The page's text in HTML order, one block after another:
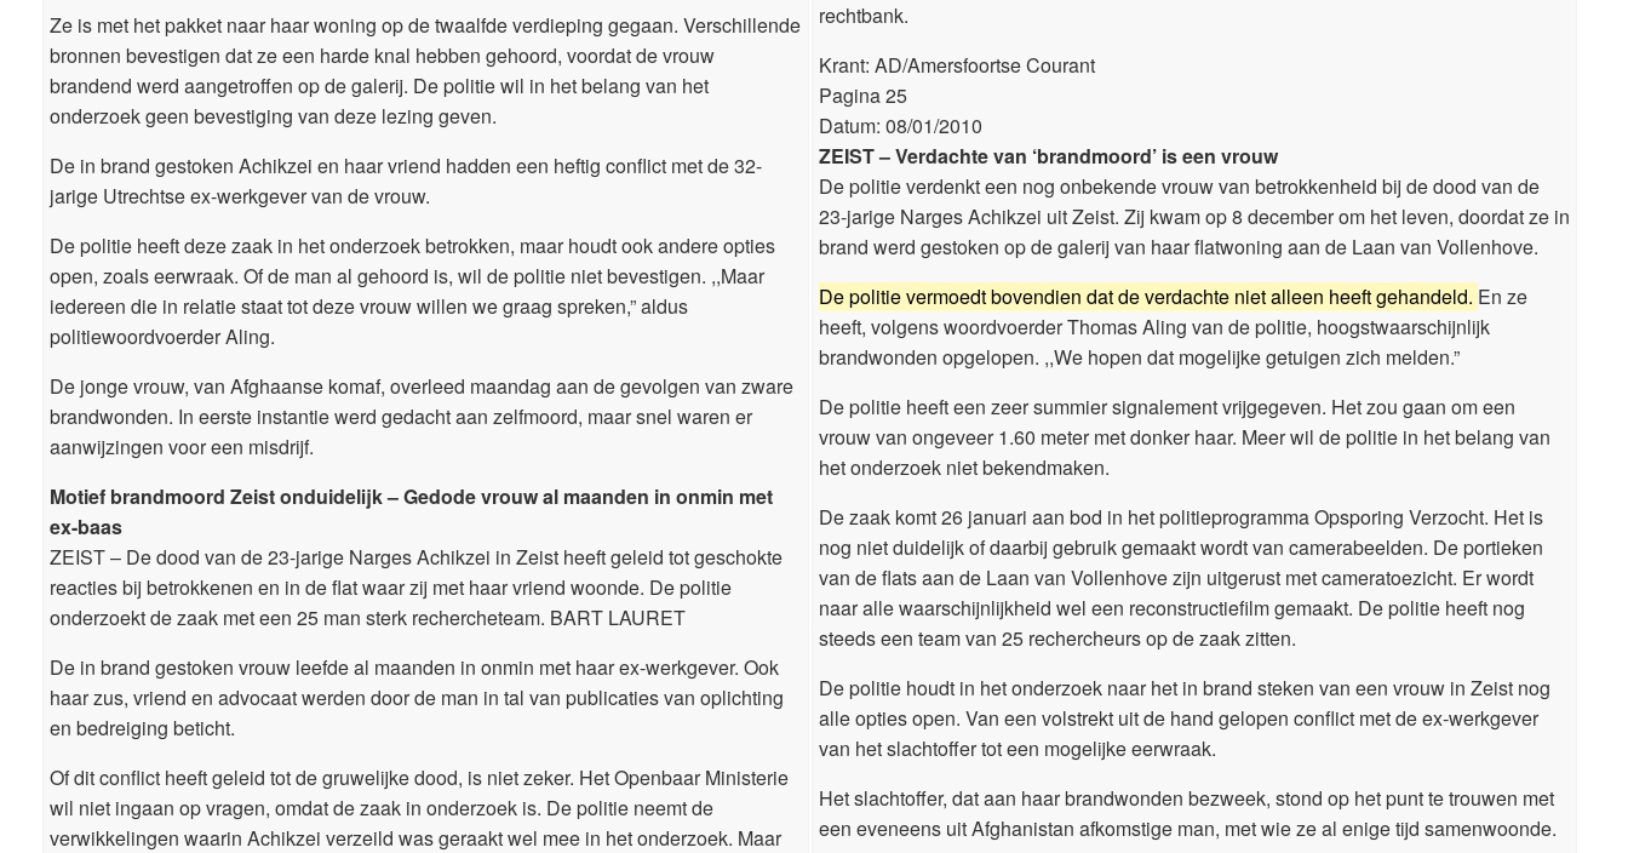
Ze is met het pakket naar haar woning op de twaalfde verdieping gegaan. Verschillende
bronnen bevestigen dat ze een harde knal hebben gehoord, voordat de vrouw
brandend werd aangetroffen op de galerij. De politie wil in het belang van het
onderzoek geen bevestiging van deze lezing geven.
De in brand gestoken Achikzei en haar vriend hadden een heftig conflict met de 32-
jarige Utrechtse ex-werkgever van de vrouw.
De politie heeft deze zaak in het onderzoek betrokken, maar houdt ook andere opties
open, zoals eerwraak. Of de man al gehoord is, wil de politie niet bevestigen. ,,Maar
iedereen die in relatie staat tot deze vrouw willen we graag spreken,” aldus
politiewoordvoerder Aling.
De jonge vrouw, van Afghaanse komaf, overleed maandag aan de gevolgen van zware
brandwonden. In eerste instantie werd gedacht aan zelfmoord, maar snel waren er
aanwijzingen voor een misdrijf.
Motief brandmoord Zeist onduidelijk – Gedode vrouw al maanden in onmin met
ex-baas
ZEIST – De dood van de 23-jarige Narges Achikzei in Zeist heeft geleid tot geschokte
reacties bij betrokkenen en in de flat waar zij met haar vriend woonde. De politie
onderzoekt de zaak met een 25 man sterk rechercheteam. BART LAURET
De in brand gestoken vrouw leefde al maanden in onmin met haar ex-werkgever. Ook
haar zus, vriend en advocaat werden door de man in tal van publicaties van oplichting
en bedreiging beticht.
Of dit conflict heeft geleid tot de gruwelijke dood, is niet zeker. Het Openbaar Ministerie
wil niet ingaan op vragen, omdat de zaak in onderzoek is. De politie neemt de
verwikkelingen waarin Achikzei verzeild was geraakt wel mee in het onderzoek. Maar
rechtbank.
Krant: AD/Amersfoortse Courant
Pagina 25
Datum: 08/01/2010
ZEIST – Verdachte van ‘brandmoord’ is een vrouw
De politie verdenkt een nog onbekende vrouw van betrokkenheid bij de dood van de
23-jarige Narges Achikzei uit Zeist. Zij kwam op 8 december om het leven, doordat ze in
brand werd gestoken op de galerij van haar flatwoning aan de Laan van Vollenhove.
De politie vermoedt bovendien dat de verdachte niet alleen heeft gehandeld. En ze
heeft, volgens woordvoerder Thomas Aling van de politie, hoogstwaarschijnlijk
brandwonden opgelopen. ,,We hopen dat mogelijke getuigen zich melden.”
De politie heeft een zeer summier signalement vrijgegeven. Het zou gaan om een
vrouw van ongeveer 1.60 meter met donker haar. Meer wil de politie in het belang van
het onderzoek niet bekendmaken.
De zaak komt 26 januari aan bod in het politieprogramma Opsporing Verzocht. Het is
nog niet duidelijk of daarbij gebruik gemaakt wordt van camerabeelden. De portieken
van de flats aan de Laan van Vollenhove zijn uitgerust met cameratoezicht. Er wordt
naar alle waarschijnlijkheid wel een reconstructiefilm gemaakt. De politie heeft nog
steeds een team van 25 rechercheurs op de zaak zitten.
De politie houdt in het onderzoek naar het in brand steken van een vrouw in Zeist nog
alle opties open. Van een volstrekt uit de hand gelopen conflict met de ex-werkgever
van het slachtoffer tot een mogelijke eerwraak.
Het slachtoffer, dat aan haar brandwonden bezweek, stond op het punt te trouwen met
een eveneens uit Afghanistan afkomstige man, met wie ze al enige tijd samenwoonde.